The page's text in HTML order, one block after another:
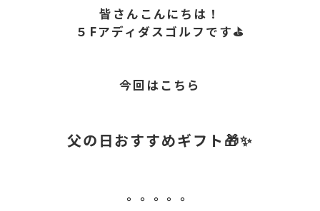
皆さんこんにちは！
５Fアディダスゴルフです⛳
今回はこちら
父の日おすすめギフト🎁✨
。。。。。